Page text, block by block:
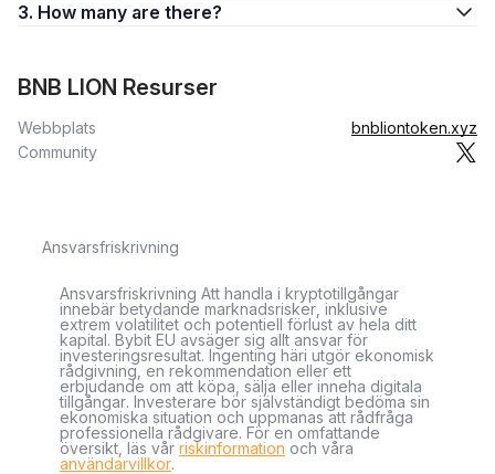
3. How many are there?
BNB LION Resurser
Webbplats
bnbliontoken.xyz
Community
Ansvarsfriskrivning
Ansvarsfriskrivning Att handla i kryptotillgångar
innebär betydande marknadsrisker, inklusive
extrem volatilitet och potentiell förlust av hela ditt
kapital. Bybit EU avsäger sig allt ansvar för
investeringsresultat. Ingenting häri utgör ekonomisk
rådgivning, en rekommendation eller ett
erbjudande om att köpa, sälja eller inneha digitala
tillgångar. Investerare bör självständigt bedöma sin
ekonomiska situation och uppmanas att rådfråga
professionella rådgivare. För en omfattande
översikt, läs vår riskinformation och våra
användarvillkor.